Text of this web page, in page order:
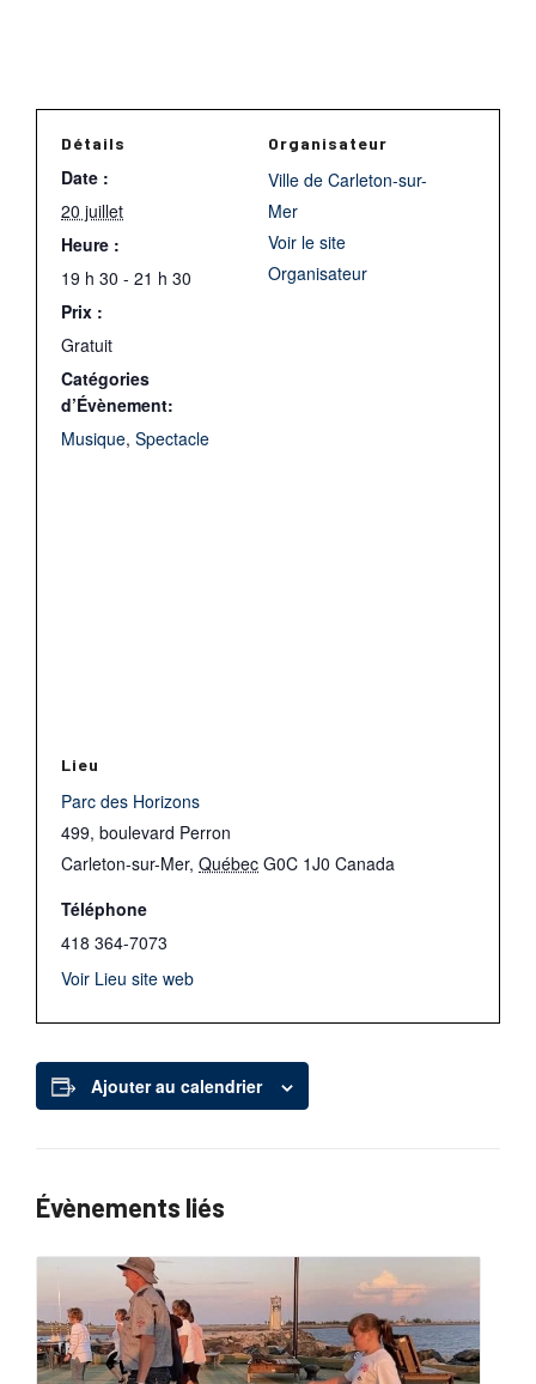
Détails
Date :
20 juillet
Heure :
19 h 30 - 21 h 30
Prix :
Gratuit
Catégories
d’Évènement:
Musique, Spectacle
Organisateur
Ville de Carleton-sur-
Mer
Voir le site
Organisateur
Lieu
Parc des Horizons
499, boulevard Perron
Carleton-sur-Mer, Québec G0C 1J0 Canada
Téléphone
418 364-7073
Voir Lieu site web
Ajouter au calendrier
Évènements liés